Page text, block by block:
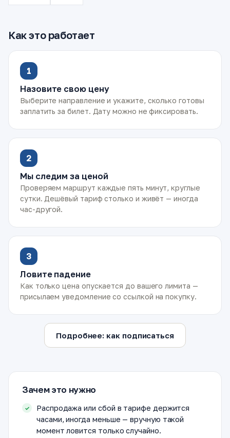
Как это работает
1
Назовите свою цену
Выберите направление и укажите, сколько готовы
заплатить за билет. Дату можно не фиксировать.
2
Мы следим за ценой
Проверяем маршрут каждые пять минут, круглые
сутки. Дешёвый тариф столько и живёт — иногда
час-другой.
3
Ловите падение
Как только цена опускается до вашего лимита —
присылаем уведомление со ссылкой на покупку.
Подробнее: как подписаться
Зачем это нужно
Распродажа или сбой в тарифе держится
часами, иногда меньше — вручную такой
момент ловится только случайно.